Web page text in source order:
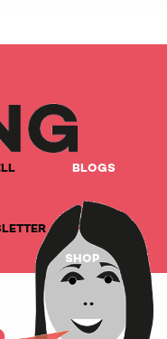
BLOGS
SHOP